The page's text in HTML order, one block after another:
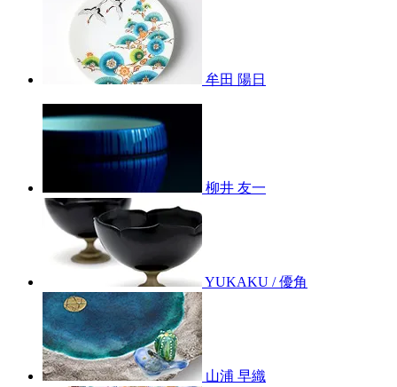
牟田 陽日
柳井 友一
YUKAKU / 優角
山浦 早織